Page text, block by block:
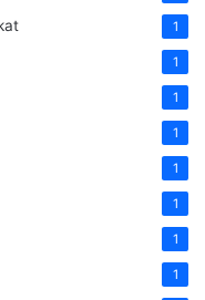
1
1
1
1
1
1
1
1